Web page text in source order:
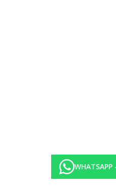
kávy, čaje během stravování
šéfkuchaře - 1x za pobyt
víno, pivo, koktejly) i